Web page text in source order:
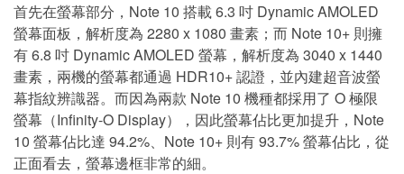
首先在螢幕部分，Note 10 搭載 6.3 吋 Dynamic AMOLED
螢幕面板，解析度為 2280 x 1080 畫素；而 Note 10+ 則擁
有 6.8 吋 Dynamic AMOLED 螢幕，解析度為 3040 x 1440
畫素，兩機的螢幕都通過 HDR10+ 認證，並內建超音波螢
幕指紋辨識器。而因為兩款 Note 10 機種都採用了 O 極限
螢幕（Infinity-O Display），因此螢幕佔比更加提升，Note
10 螢幕佔比達 94.2%、Note 10+ 則有 93.7% 螢幕佔比，從
正面看去，螢幕邊框非常的細。